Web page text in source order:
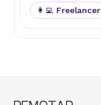
👩‍💻 Freelancer